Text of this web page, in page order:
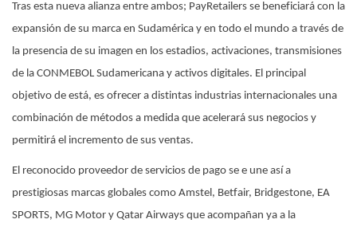
Tras esta nueva alianza entre ambos; PayRetailers se beneficiará con la
expansión de su marca en Sudamérica y en todo el mundo a través de
la presencia de su imagen en los estadios, activaciones, transmisiones
de la CONMEBOL Sudamericana y activos digitales. El principal
objetivo de está, es ofrecer a distintas industrias internacionales una
combinación de métodos a medida que acelerará sus negocios y
permitirá el incremento de sus ventas.
El reconocido proveedor de servicios de pago se e une así a
prestigiosas marcas globales como Amstel, Betfair, Bridgestone, EA
SPORTS, MG Motor y Qatar Airways que acompañan ya a la